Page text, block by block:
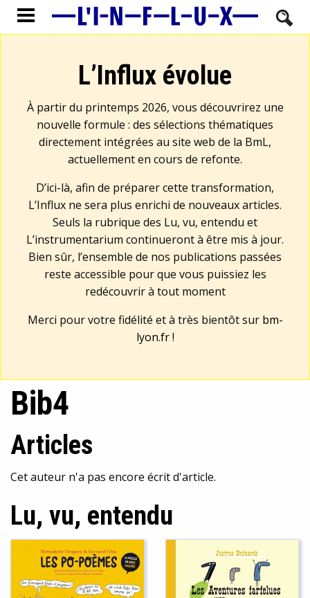
L’Influx évolue
À partir du printemps 2026, vous découvrirez une
nouvelle formule : des sélections thématiques
directement intégrées au site web de la BmL,
actuellement en cours de refonte.
D’ici-là, afin de préparer cette transformation,
L’Influx ne sera plus enrichi de nouveaux articles.
Seuls la rubrique des Lu, vu, entendu et
L’instrumentarium continueront à être mis à jour.
Bien sûr, l’ensemble de nos publications passées
reste accessible pour que vous puissiez les
redécouvrir à tout moment
Merci pour votre fidélité et à très bientôt sur bm-
lyon.fr!
Bib4
Articles
Cet auteur n'a pas encore écrit d'article.
Lu, vu, entendu